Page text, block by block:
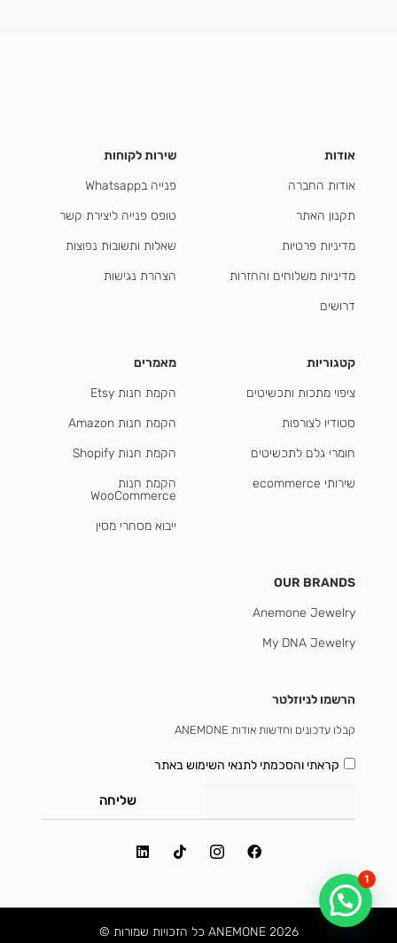
אודות
אודות החברה
תקנון האתר
מדיניות פרטיות
מדיניות משלוחים והחזרות
דרושים
שירות לקוחות
פנייה בWhatsapp
טופס פנייה ליצירת קשר
שאלות ותשובות נפוצות
הצהרת נגישות
קטגוריות
ציפוי מתכות ותכשיטים
סטודיו לצורפות
חומרי גלם לתכשיטים
שירותי ecommerce
מאמרים
הקמת חנות Etsy
הקמת חנות Amazon
הקמת חנות Shopify
הקמת חנות
WooCommerce
ייבוא מסחרי מסין
OUR BRANDS
Anemone Jewelry
My DNA Jewelry
הרשמו לניוזלטר
קבלו עדכונים וחדשות אודות ANEMONE
קראתי והסכמתילתנאי השימוש באתר
שליחה
2026 ANEMONE כל הזכויות שמורות ©
1